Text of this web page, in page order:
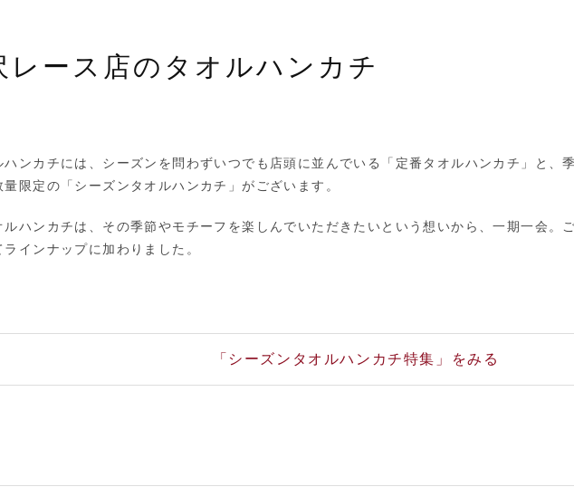
レース店のタオルハンカチ
ハンカチには、シーズンを問わずいつでも店頭に並んでいる「定番タオルハンカチ」と、
限定の「シーズンタオルハンカチ」がございます。
ルハンカチは、その季節やモチーフを楽しんでいただきたいという想いから、一期一会。
ラインナップに加わりました。
「シーズンタオルハンカチ特集」をみる